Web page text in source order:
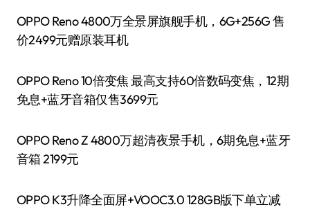
OPPO Reno 4800万全景屏旗舰手机，6G+256G 售
价2499元赠原装耳机
OPPO Reno 10倍变焦 最高支持60倍数码变焦，12期
免息+蓝牙音箱仅售3699元
OPPO Reno Z 4800万超清夜景手机，6期免息+蓝牙
音箱 2199元
OPPO K3升降全面屏+VOOC3.0 128GB版下单立减